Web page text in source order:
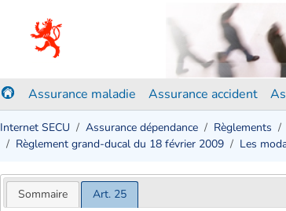
Assurance maladie Assurance accident
Internet SECU Assurance dépendance Règlements
Règlement grand-ducal du 18 février 2009
Les
Sommaire Art. 25